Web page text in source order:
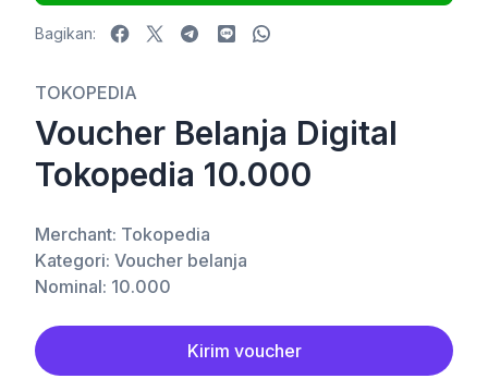
Bagikan: Facebook
X Telegram
LINEWhatsApp
TOKOPEDIA
Voucher Belanja Digital
Tokopedia 10.000
Merchant: Tokopedia
Kategori: Voucher belanja
Nominal: 10.000
Kirim voucher